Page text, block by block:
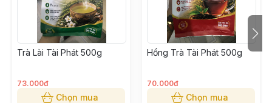
Trà Lài Tài Phát 500g
73.000đ
Chọn mua
Hồng Trà Tài Phát 500g
70.000đ
Chọn mua